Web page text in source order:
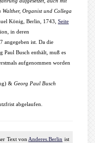
Organist und Collega
König, Berlin, 1743, Seite
in deren
angegeben ist. Da die
Paul Busch enthält, muß es
aufgenommen worden
& Georg Paul Busch
abgelaufen.
TextvonAnderes.Berlin ist